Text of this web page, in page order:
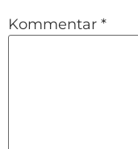
Kommentar *